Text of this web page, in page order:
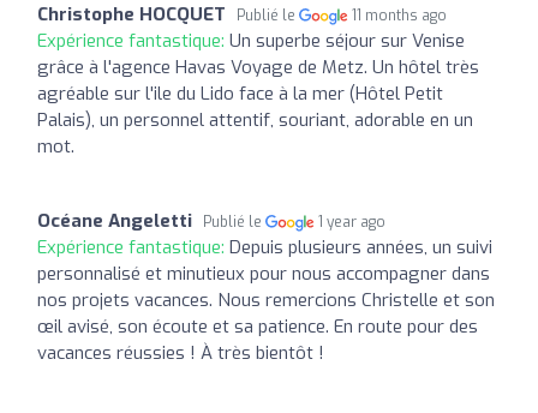
Christophe HOCQUET Publié le 11 months ago
Expérience fantastique: Un superbe séjour sur Venise
grâce à l'agence Havas Voyage de Metz. Un hôtel très
agréable sur l'ile du Lido face à la mer (Hôtel Petit
Palais), un personnel attentif, souriant, adorable en un
mot.
Océane Angeletti Publié le 1 year ago
Expérience fantastique: Depuis plusieurs années, un suivi
personnalisé et minutieux pour nous accompagner dans
nos projets vacances. Nous remercions Christelle et son
œil avisé, son écoute et sa patience. En route pour des
vacances réussies ! À très bientôt !